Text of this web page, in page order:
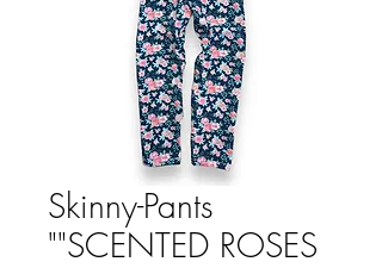
Skinny-Pants
"SCENTED ROSES"